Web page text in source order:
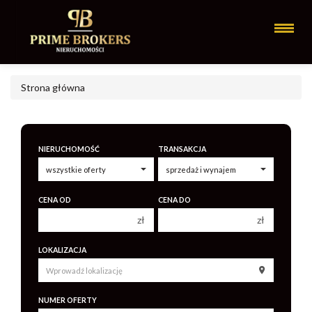
Strona główna
NIERUCHOMOŚĆ TRANSAKCJA
CENA OD
zł
200 000 zł
250 000 zł
300 000 zł
CENA DO
zł
200 000 zł
250 000 zł
LOKALIZACJA
NUMER OFERTY